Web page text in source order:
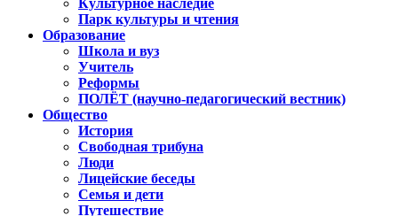
Культурное наследие
Парк культуры и чтения
Образование
Школа и вуз
Учитель
Реформы
ПОЛЁТ (научно-педагогический вестник)
Общество
История
Свободная трибуна
Люди
Лицейские беседы
Семья и дети
Путешествие